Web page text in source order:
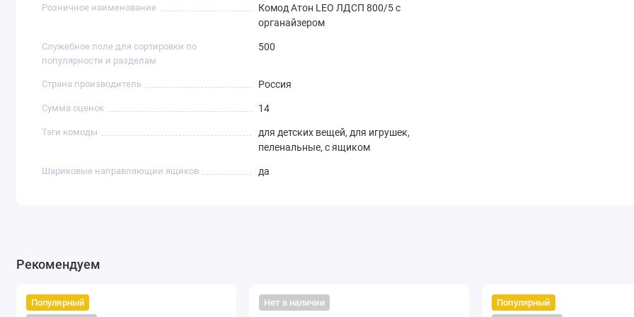
Розничное наименование
Комод Атон LEO ЛДСП 800/5 с
органайзером
Служебное поле для сортировки по
популярности и разделам
500
Страна производитель Россия
Сумма оценок 14
Тэги комоды
для детских вещей, для игрушек,
пеленальные, с ящиком
Шариковые направляющии ящиков да
Рекомендуем
Популярный
Нет в наличии
Популярный